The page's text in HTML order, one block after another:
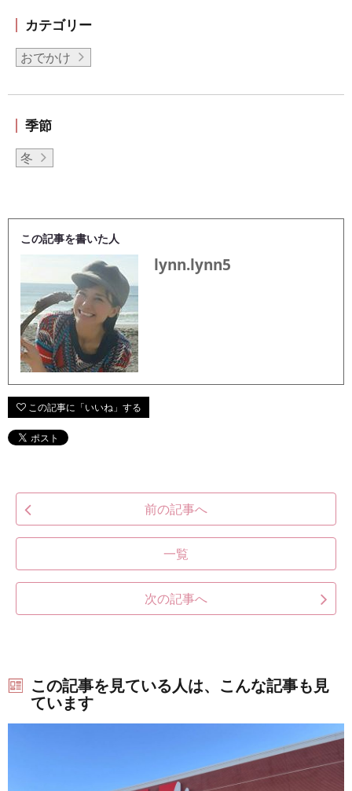
カテゴリー
おでかけ
季節
冬
この記事を書いた人
lynn.lynn5
前の記事へ
一覧
次の記事へ
この記事を見ている人は、こんな記事も見
ています